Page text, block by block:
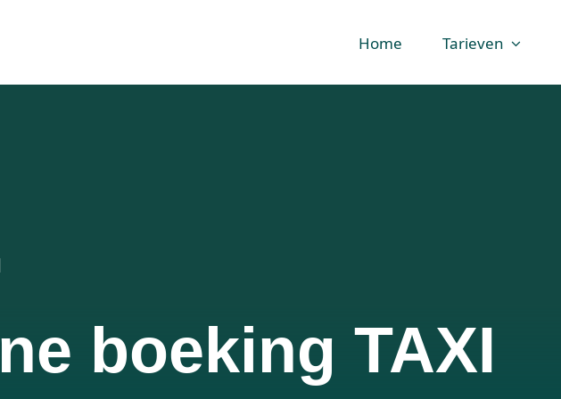
Home Tarieven
boeking TAXI